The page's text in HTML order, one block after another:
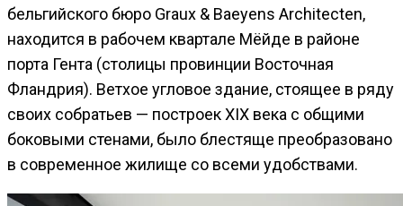
бельгийского бюро Graux & Baeyens Architecten,
находится в рабочем квартале Мёйде в районе
порта Гента (столицы провинции Восточная
Фландрия). Ветхое угловое здание, стоящее в ряду
своих собратьев — построек XIX века с общими
боковыми стенами, было блестяще преобразовано
в современное жилище со всеми удобствами.